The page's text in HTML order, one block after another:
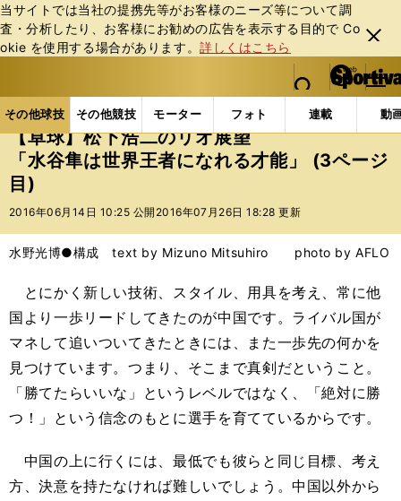
当サイトでは当社の提携先等がお客様のニーズ等について調
査・分析したり、お客様にお勧めの広告を表⽰する⽬的で Co
okie を使⽤する場合があります。詳しくはこちら
閉じ
る
web Sportiva (webスポルティーバ)
検索
マイペ
ー
ジ
メニュ
その他球技 その他競技 モーター フォト 連載 動
ス
ポ
ル
テ
ー
バ
その他球技の記事一覧 その他球技 【卓球】松下浩
【卓球】松下浩二のリオ展望
「水谷隼は世界王者になれる才能」 (3ページ
目)
2016年06月14日 10:25 公開 2016年07月26日 18:28 更新
水野光博●構成 text by Mizuno Mitsuhiro photo by AFLO
とにかく新しい技術、スタイル、用具を考え、常に他
国より一歩リードしてきたのが中国です。ライバル国が
マネして追いついてきたときには、また一歩先の何かを
見つけています。つまり、そこまで真剣だということ。
「勝てたらいいな」というレベルではなく、「絶対に勝
つ！」という信念のもとに選手を育てているからです。
中国の上に行くには、最低でも彼らと同じ目標、考え
方、決意を持たなければ難しいでしょう。中国以外から